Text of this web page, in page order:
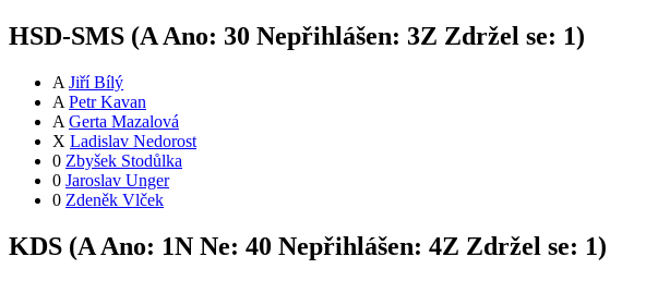
HSD-SMS (A Ano: 30 Nepřihlášen: 3Z Zdržel se: 1)
A Jiří Bílý
A Petr Kavan
A Gerta Mazalová
X Ladislav Nedorost
0 Zbyšek Stodůlka
0 Jaroslav Unger
0 Zdeněk Vlček
KDS (A Ano: 1N Ne: 40 Nepřihlášen: 4Z Zdržel se: 1)